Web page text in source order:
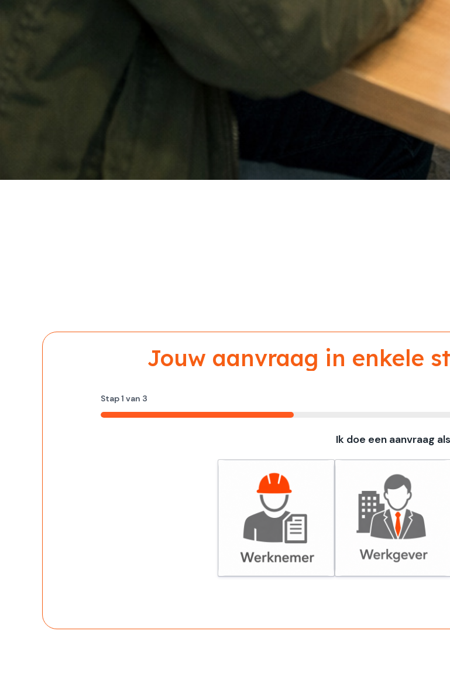
Jouw aanvraag in enkele
Stap1 van 3
33%
Ik doe een aanvraag als
Werknemer Werkgever